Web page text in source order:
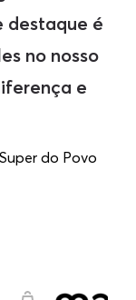
destaque é
no nosso
e
do Povo